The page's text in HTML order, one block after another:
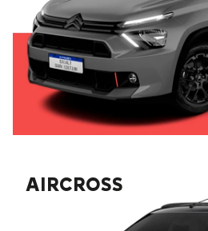
AIRCROSS